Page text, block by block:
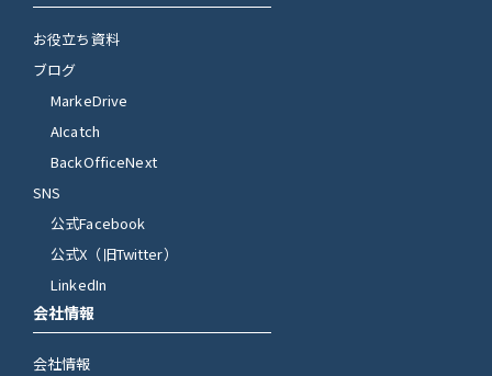
お役立ち資料
ブログ
MarkeDrive
AIcatch
BackOfficeNext
SNS
公式Facebook
公式X（旧Twitter）
LinkedIn
会社情報
会社情報